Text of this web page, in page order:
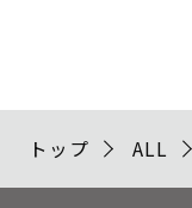
トップ ALL